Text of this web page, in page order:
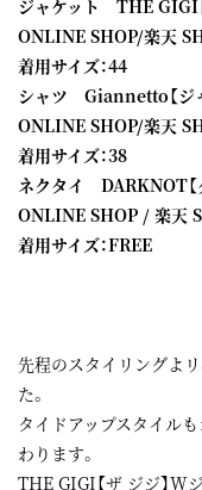
ジャケット THE GIGI
ONLINE SHOP/楽天
着用サイズ：44
シャツ Giannetto【ジ
ONLINE SHOP/楽天
着用サイズ：38
ネクタイ DARKNOT【
ONLINE SHOP / 楽天
着用サイズ：FREE
先程のスタイリングよ
た。
タイドアップスタイル
わります。
THE GIGI【ザ ジジ】W